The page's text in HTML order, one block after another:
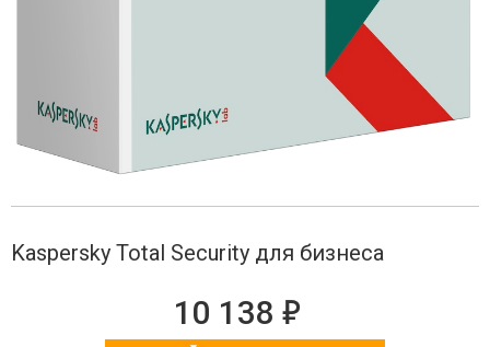
Kaspersky Total Security для бизнеса
10 138 е